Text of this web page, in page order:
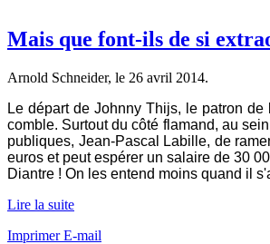
Mais que font-ils de si
Arnold Schneider, le 26 avril 2014.
Le départ de Johnny Thijs, le patron
comble. Surtout du côté flamand, au
publiques, Jean-Pascal Labille, de
euros et peut espérer un salaire de 30
Diantre ! On les entend moins quand il
Lire la suite
ImprimerE-mail